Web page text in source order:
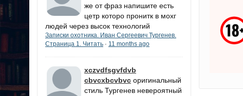
же от фраз напишите есть
цетр которо пронитк в мохг
людей через высок технологий
Записки охотника. Иван Сергеевич Тургенев.
Страница 1. Читать · 11 months ago
xczvdfsgvfdvb
cbvcxbcvbvc оригинальный
стиль Тургенев невероятный